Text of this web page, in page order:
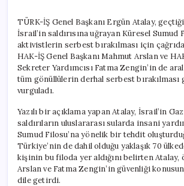
TÜRK-İŞ Genel Başkanı Ergün Atalay,
İsrail’in saldırısına uğrayan Küresel Sumud
aktivistlerin serbest bırakılması için
HAK-İŞ Genel Başkanı Mahmut Arslan ve
Sekreter Yardımcısı Fatma Zengin’in de
tüm gönüllülerin derhal serbest
vurguladı.
Yazılı bir açıklama yapan Atalay, İsrail’in
saldırıların uluslararası sularda insani
Sumud Filosu’na yönelik bir tehdit
Türkiye’nin de dahil olduğu yaklaşık 70
kişinin bu filoda yer aldığını belirten Atalay,
Arslan ve Fatma Zengin’in güvenliği
dile getirdi.